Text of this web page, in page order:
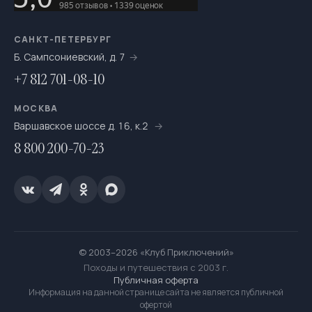
На катамаранах
На каяках по Санкт-Петербургу
На морских каяках
На пакрафтах
На сапсёрфах
Переходы налегке 525
САНКТ-ПЕТЕРБУРГ
Б. Сампсониевский, д. 7
+7 812 701-08-10
МОСКВА
Варшавское шоссе д. 16, к.2
8 800 200-70-23
© 2003–2026 «Клуб Приключений»
Походы и путешествия с 2003 г.
Публичная оферта
Информация на данной странице сайта не является публичной
офертой